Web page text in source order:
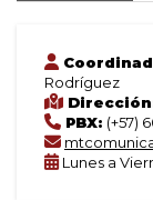
Rodríguez
PBX: (+57)
Lunes a